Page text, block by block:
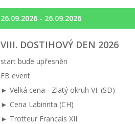
26.09.2026 - 26.09.2026
VIII. DOSTIHOVÝ DEN 2026
start bude upřesněn
FB event
► Velká cena - Zlatý okruh VI. (SD)
► Cena Labirinta (CH)
► Trotteur Francais XII.